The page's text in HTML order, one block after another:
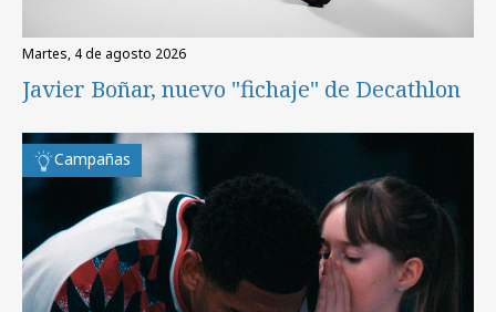
martes, 4 de agosto 2026
Javier Boñar, nuevo "fichaje" de Decathlon
Campañas